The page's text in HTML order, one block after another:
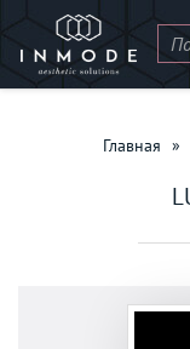
Главная »